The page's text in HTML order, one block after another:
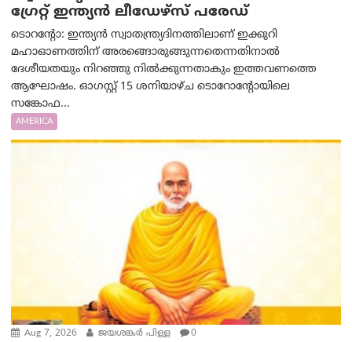
ഗ്രേറ്റ് ഇന്ത്യൻ ലീഡേഴ്സ് പരേഡ്
ടൊറന്റോ: ഇന്ത്യൻ സ്വാതന്ത്ര്യദിനത്തിലാണ് ഇക്കുറി
മഹാഓണത്തിന് അരങ്ങൊരുങ്ങുന്നതെന്നതിനാൽ
ദേശീയതയും നിറഞ്ഞു നിൽക്കുന്നതാകും ഇത്തവണത്തെ
ആഘോഷം. ഓഗസ്റ്റ് 15 ശനിയാഴ്ച ടൊറോന്റോയിലെ
സങ്കോഫ...
AMERICA
Aug 7, 2026 ജയശങ്കര്‍ പിള്ള 0